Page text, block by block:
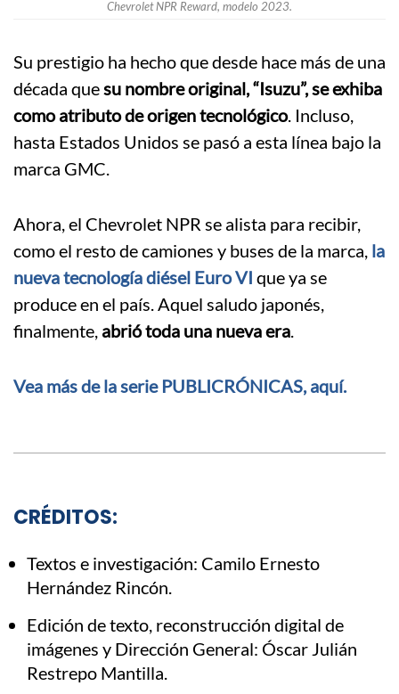
Chevrolet NPR Reward, modelo 2023.
Su prestigio ha hecho que desde hace más de una
década quesu nombre original, “Isuzu”, se exhiba
como atributo de origen tecnológico. Incluso,
hasta Estados Unidos se pasó a esta línea bajo la
marca GMC.
Ahora, el Chevrolet NPR se alista para recibir,
como el resto de camiones y buses de la marca, la
nueva tecnología diésel Euro VI que ya se
produce en el país. Aquel saludo japonés,
finalmente, abrió toda una nueva era.
Vea más de la serie PUBLICRÓNICAS, aquí.
CRÉDITOS:
Textos e investigación: Camilo Ernesto
Hernández Rincón.
Edición de texto, reconstrucción digital de
imágenes y Dirección General: Óscar Julián
Restrepo Mantilla.